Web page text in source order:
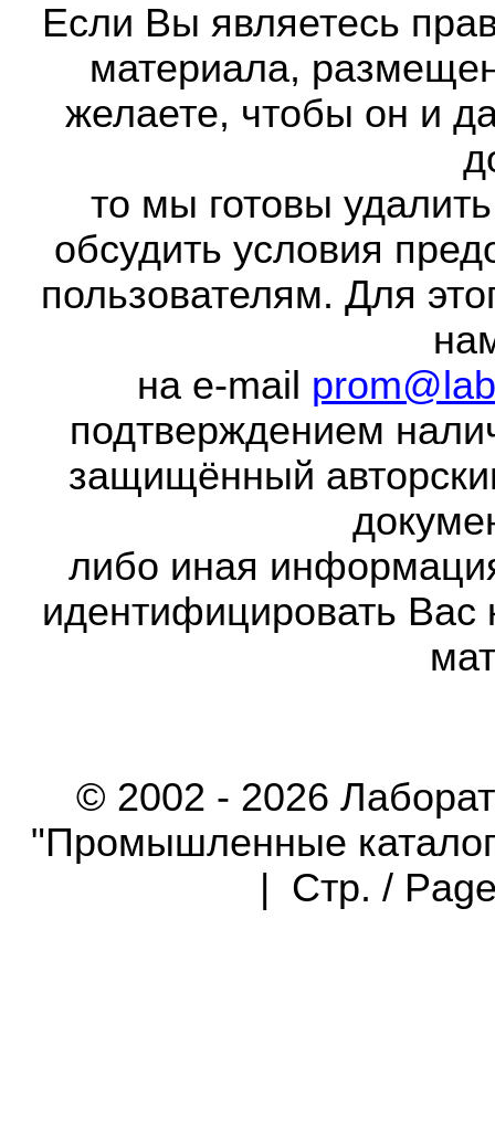
Если Вы являетесь
материала,
желаете, чтобы он и
то мы готовы
обсудить условия
пользователям. Для
на e-mail
подтверждением
защищённый
либо иная
идентифицировать Вас
© 2002 - 2026
"Промышленные
| Стр. /